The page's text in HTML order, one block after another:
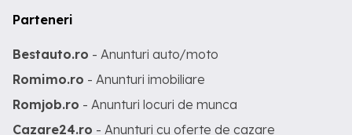
Parteneri
Bestauto.ro - Anunturi auto/moto
Romimo.ro - Anunturi imobiliare
Romjob.ro - Anunturi locuri de munca
Cazare24.ro - Anunturi cu oferte de cazare